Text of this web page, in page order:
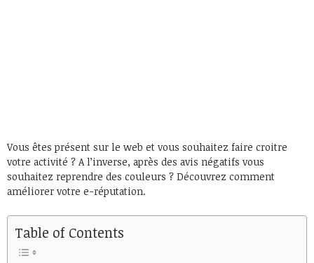
Vous êtes présent sur le web et vous souhaitez faire croitre
votre activité ? A l’inverse, après des avis négatifs vous
souhaitez reprendre des couleurs ? Découvrez comment
améliorer votre e-réputation.
Table of Contents